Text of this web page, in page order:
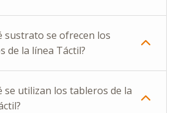
sustrato se ofrecen los
de la línea Táctil?
se utilizan los tableros de la